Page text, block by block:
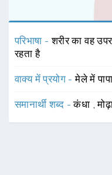
परिभाषा -शरीर का वह
रहता है
वाक्य में प्रयोग -मेले में
समानार्थी शब्द -कंधा ,